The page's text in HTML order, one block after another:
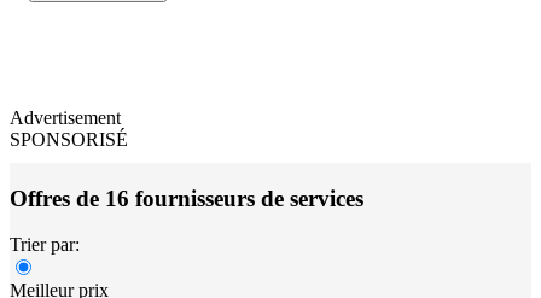
Advertisement
SPONSORISÉ
Offres de 16 fournisseurs de services
Trier par:
Meilleur prix